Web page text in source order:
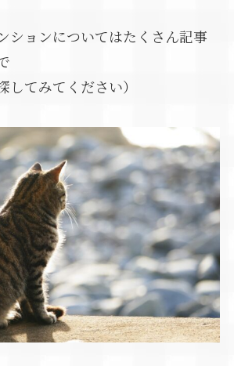
ションについてはたくさん記事
してみてください）